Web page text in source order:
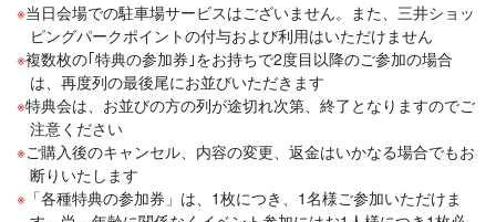
当日会場での駐車場サービスはございません。また、三井ショッ
ピングパークポイントの付与および利用はいただけません
複数枚の｢特典の参加券｣をお持ちで2度目以降のご参加の場合
は、再度列の最後尾にお並びいただきます
特典会は、お並びの方の列が途切れ次第、終了となりますのでご
注意ください
ご購入後のキャンセル、内容の変更、返金はいかなる場合でもお
断りいたします
「各種特典の参加券」は、1枚につき、1名様ご参加いただけま